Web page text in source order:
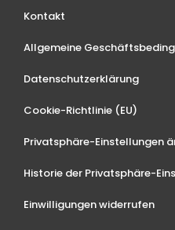
Kontakt
Allgemeine
Datenschutzerklärung
Cookie-Richtlinie (EU)
Privatsphäre-Einstellungen
Historie der Privatsphäre-
Einwilligungen widerrufen